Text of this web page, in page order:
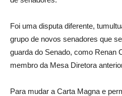
Foi uma disputa diferente,
grupo de novos senadores que
guarda do Senado, como Renan
membro da Mesa Diretora
Para mudar a Carta Magna e